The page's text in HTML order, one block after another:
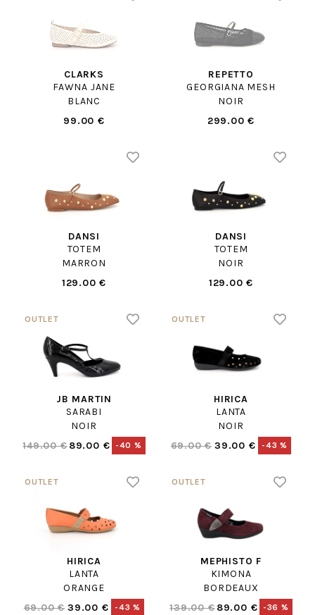
CLARKS
FAWNA JANE
BLANC
99.00 €
REPETTO
GEORGIANA MESH
NOIR
299.00 €
DANSI
TOTEM
MARRON
129.00 €
DANSI
TOTEM
NOIR
129.00 €
JB MARTIN
SARABI
NOIR
149.00 €89.00 € -40 %
HIRICA
LANTA
NOIR
69.00 € 39.00 € -43 %
HIRICA
LANTA
ORANGE
69.00 € 39.00 € -43 %
MEPHISTO F
KIMONA
BORDEAUX
139.00 €89.00 € -36 %